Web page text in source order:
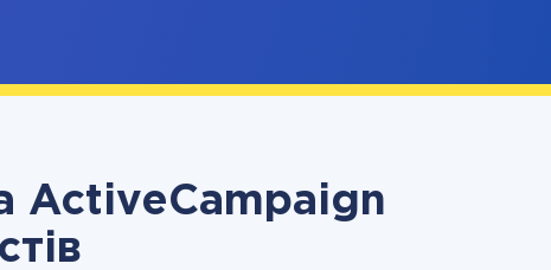
ActiveCampaign